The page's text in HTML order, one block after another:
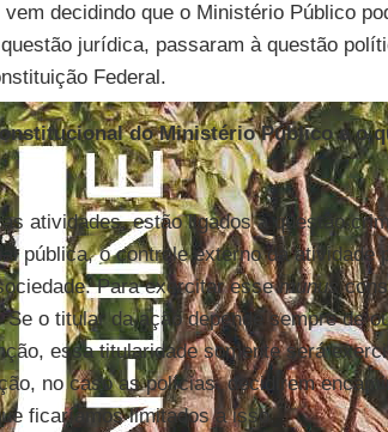
decidindo que o Ministério Público
jurídica, passaram à questão
Federal.
do Ministério Público e o
atividades, estão ligados à questão
pública, o controle externo da atividade
Para exercitar essemunus
o titular da ação depende sempre de
essa titularidade somente será
no caso as polícias, decidirem
ficaríamos limitados a isso.